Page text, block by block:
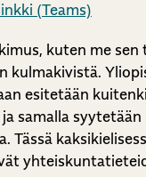
(Teams)
kuten me sen
kulmakivistä.
esitetään
samalla syytetään
Tässä